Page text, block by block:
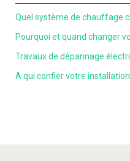
Quel système de chauffage
Pourquoi et quand changer
Travaux de dépannage
A qui confier votre